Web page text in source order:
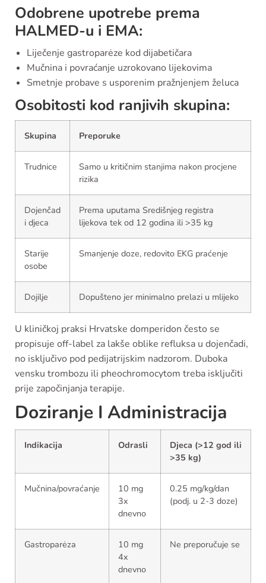
Odobrene upotrebe prema
HALMED-u i EMA:
Liječenje gastroparėze kod dijabetičara
Mučnina i povraćanje uzrokovano lijekovima
Smetnje probave s usporenim pražnjenjem želuca
Osobitosti kod ranjivih skupina:
Skupina Preporuke
Trudnice
Samo u kritičnim stanjima nakon procjene
rizika
Dojenčad
i djeca
Prema uputama Središnjeg registra
lijekova tek od 12 godina ili >35 kg
Starije
osobe
Smanjenje doze, redovito EKG praćenje
Dojilje Dopušteno jer minimalno prelazi u mlijeko
U kliničkoj praksi Hrvatske domperidon često se
propisuje off-label za lakše oblike refluksa u dojenčadi,
no isključivo pod pedijatrijskim nadzorom. Duboka
vensku trombozu ili pheochromocytom treba isključiti
prije započinjanja terapije.
Doziranje I Administracija
Indikacija Odrasli
Djeca (>12 god ili
>35 kg)
Mučnina/povraćanje
10 mg
3x
dnevno
0.25 mg/kg/dan
(podj. u 2-3 doze)
Gastroparėza
10 mg
4x
dnevno
Ne preporučuje se